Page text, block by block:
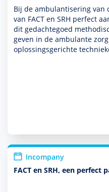
Bij de ambu­lantisering van
van FACT en SRH perfect
dit gedachtegoed
geven in de ambu­lante
oplos­sings­gerichte
Incompany
FACT en SRH, een perfect